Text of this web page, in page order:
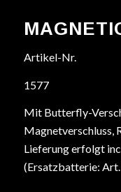
Artikel-Nr.
1577
Mit Butterfly-
Magnetverschluss,
Lieferung erfolgt
(Ersatzbatterie: